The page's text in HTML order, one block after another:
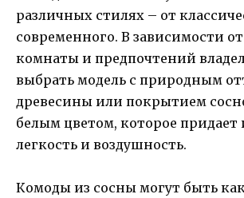
различных стилях – от
современного. В зависимости
комнаты и предпочтений
выбрать модель с природным
древесины или покрытием
белым цветом, которое придает
легкость и воздушность.
Комоды из сосны могут быть